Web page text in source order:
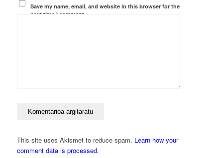
Save my name, email, and website in this browser for the
next time I comment.
This site uses Akismet to reduce spam. Learn how your
comment data is processed.